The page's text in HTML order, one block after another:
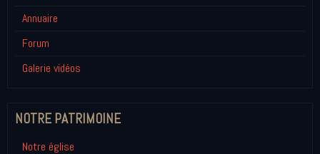
Annuaire
Forum
Galerie vidéos
NOTRE PATRIMOINE
Notre église